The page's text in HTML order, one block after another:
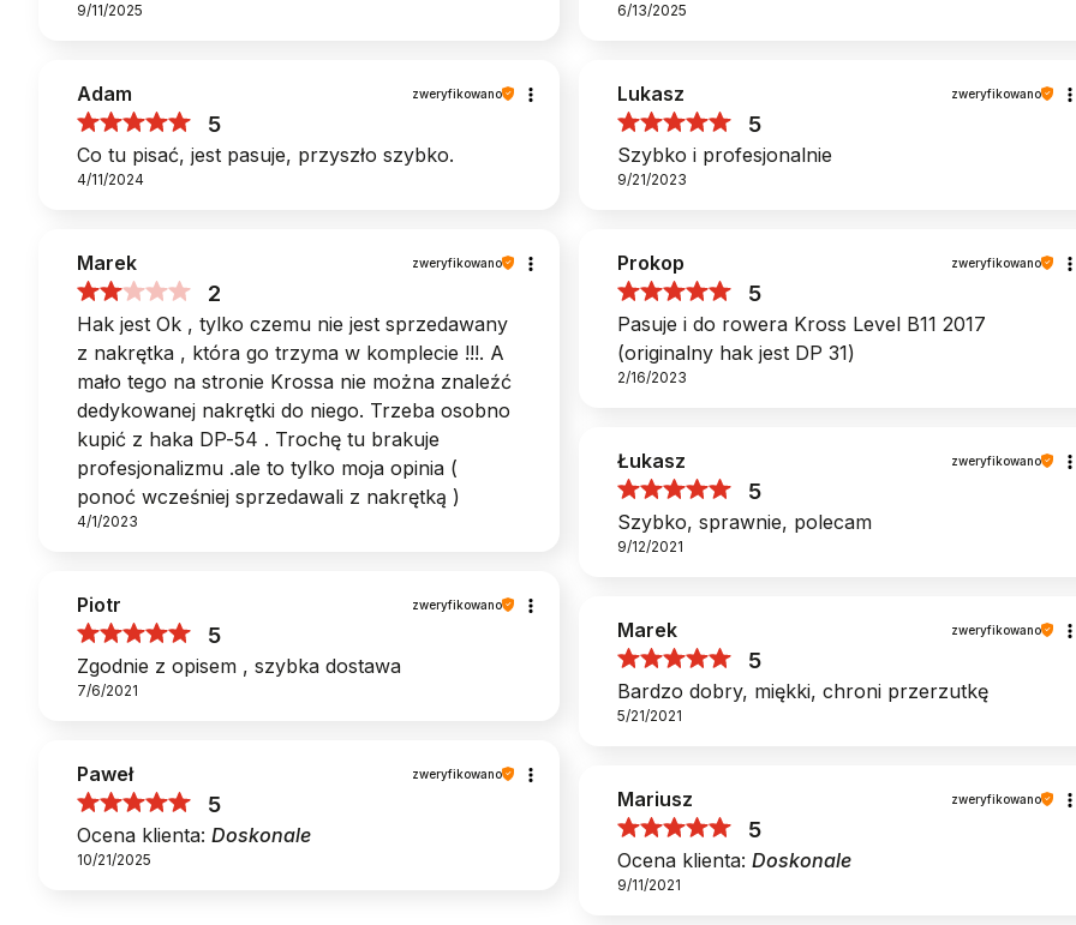
9/11/2025 6/13/2025
Adam zweryfikowano
5
Co tu pisać, jest pasuje, przyszło szybko.
4/11/2024
Lukasz zweryfikowano
5
Szybko i profesjonalnie
9/21/2023
Marek zweryfikowano
2
Hak jest Ok , tylko czemu nie jest sprzedawany
z nakrętka , która go trzyma w komplecie !!!. A
mało tego na stronie Krossa nie można znaleźć
dedykowanej nakrętki do niego. Trzeba osobno
kupić z haka DP-54 . Trochę tu brakuje
profesjonalizmu .ale to tylko moja opinia (
ponoć wcześniej sprzedawali z nakrętką )
4/1/2023
Prokop zweryfikowano
5
Pasuje i do rowera Kross Level B11 2017
(originalny hak jest DP 31)
2/16/2023
Łukasz zweryfikowano
5
Szybko, sprawnie, polecam
9/12/2021
Piotr zweryfikowano
5
Zgodnie z opisem , szybka dostawa
7/6/2021
Marek zweryfikowano
5
Bardzo dobry, miękki, chroni przerzutkę
5/21/2021
Paweł zweryfikowano
5
Ocena klienta: Doskonale
10/21/2025
Mariusz zweryfikowano
5
Ocena klienta: Doskonale
9/11/2021